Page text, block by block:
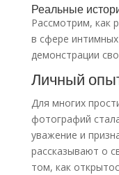
Реальные
Рассмотрим, как
в сфере
демонстрации
Личный
Для многих
фотографий
уважение и
рассказывают о
том, как